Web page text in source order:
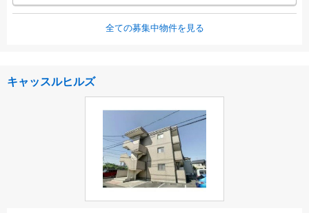
全ての募集中物件を見る
キャッスルヒルズ